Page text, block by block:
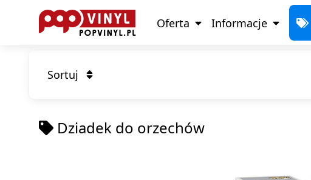
Oferta Informacje
Sortuj
Dziadek do orzechów